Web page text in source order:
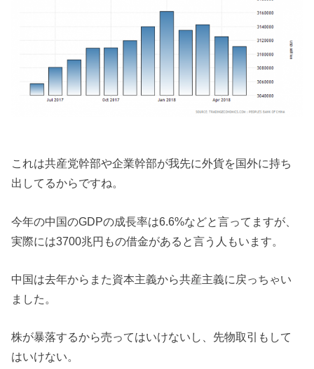
これは共産党幹部や企業幹部が我先に外貨を国外に持ち
出してるからですね。
今年の中国のGDPの成長率は6.6%などと言ってますが、
実際には3700兆円もの借金があると言う人もいます。
中国は去年からまた資本主義から共産主義に戻っちゃい
ました。
株が暴落するから売ってはいけないし、先物取引もして
はいけない。